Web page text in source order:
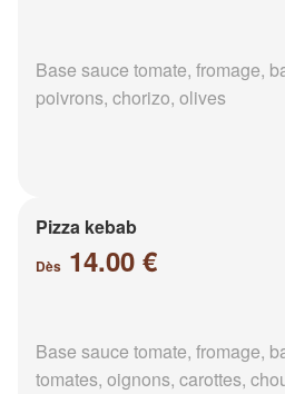
Base sauce tomate, fromage,
poivrons, chorizo, olives
Pizza kebab
Dès 14.00 €
Base sauce tomate, fromage,
tomates, oignons, carottes,